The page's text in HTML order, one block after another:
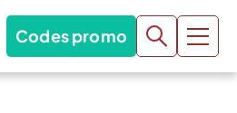
Codes promo